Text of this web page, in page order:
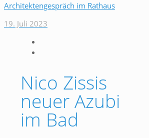
Architektengespräch im Rathaus
19. Juli 2023
Nico Zissis
neuer Azubi
im Bad